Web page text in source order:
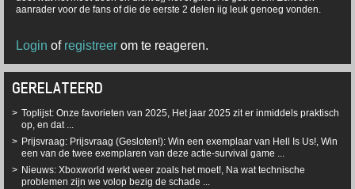
aanrader voor de fans of die de eerste 2 delen iig leuk genoeg vonden.
Login of registreer om te reageren.
GERELATEERD
Toplijst: Onze favorieten van 2025, Het jaar 2025 zit er inmiddels praktisch
op, en dat ...
Prijsvraag: Prijsvraag (Gesloten!): Win een exemplaar van Hell Is Us!, Win
een van de twee exemplaren van deze actie-survival game ...
Nieuws: Xboxworld werkt weer zoals het moet!, Na wat technische
problemen zijn we volop bezig de schade ...